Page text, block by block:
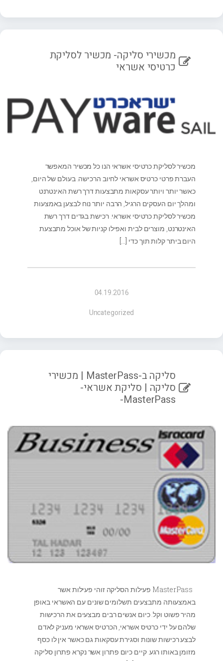
מכשירי סליקה- מכשיר לסליקת
כרטיסי אשראי
מכשיר לסליקת כרטיסי אשראי הנו כל מכשיר המאפשר
העברת פרטי כרטיס אשראי לחיוב הרכישה. בעולם של היום,
כאשר יותר ויותר עסקאות מתבצעות דרך רשת האינטרנט
ומהלך יום העסקים הרגיל, הרבה יותר נוח לבצען באמצעות
מכשיר לסליקת כרטיסי אשראי. רכישת בגדים דרך רשת
האינטרנט, מוצרים לבית ואפילו קניות של אוכל מתבצעת
היום ביתר קלות תוך כדי […]
04.19.2016
Uncategorized
סליקה ב-MasterPass | מכשירי
סליקה | סליקת אשראי-
MasterPass-
MasterPass פעילות הסליקה זוהי פעילות אשר
באמצעותה מתבצעים תשלומים שונים עם האשראי באופן
מהיר פשוט וקל. כיום אנשים רבים מבצעים את הרכישות
שלהם על ידי כרטיס אשראי, הכרטיס אשראי מעניק לאדם
לבצע רכישות שונות וסגירת עסקאות גם כאשר אין לו כסף
מזומן באותו רגע. קיים כיום פתרון אשר נקרא פתרון סליקה